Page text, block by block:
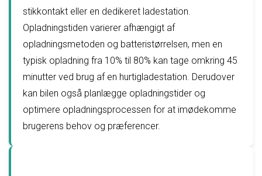
stikkontakt eller en dedikeret ladestation.
Opladningstiden varierer afhængigt af
opladningsmetoden og batteristørrelsen, men en
typisk opladning fra 10% til 80% kan tage omkring 45
minutter ved brug af en hurtigladestation. Derudover
kan bilen også planlægge opladningstider og
optimere opladningsprocessen for at imødekomme
brugerens behov og præferencer.